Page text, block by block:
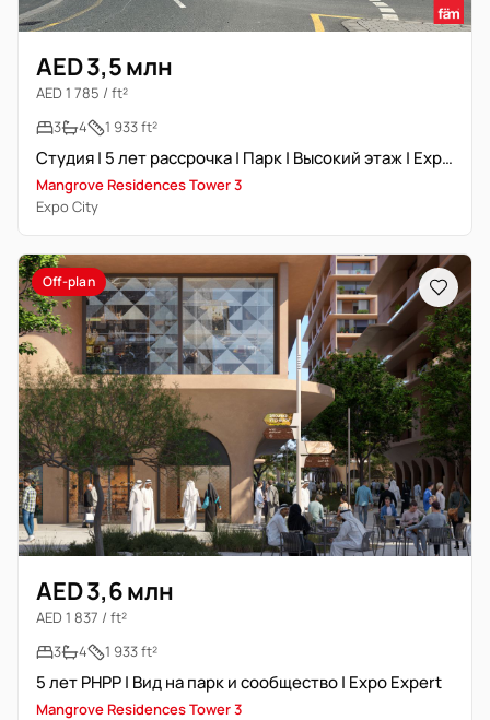
AED 3,5 млн
AED 1 785 / ft²
3
4 1 933 ft²
Студия | 5 лет рассрочка | Парк | Высокий этаж | Expo Expert
Mangrove Residences Tower 3
Expo City
Off-plan
AED 3,6 млн
AED 1 837 / ft²
3
4 1 933 ft²
5 лет PHPP | Вид на парк и сообщество | Expo Expert
Mangrove Residences Tower 3